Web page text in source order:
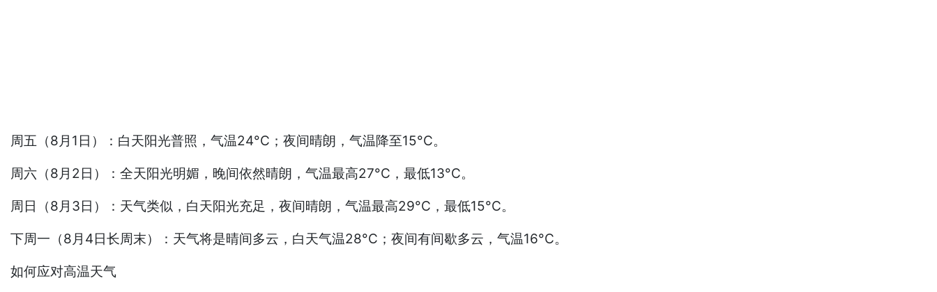
周五（8月1日）：白天阳光普照，气温24°C；夜间晴朗，气温降至15°C。
周六（8月2日）：全天阳光明媚，晚间依然晴朗，气温最高27°C，最低13°C。
周日（8月3日）：天气类似，白天阳光充足，夜间晴朗，气温最高29°C，最低15°C。
下周一（8月4日长周末）：天气将是晴间多云，白天气温28°C；夜间有间歇多云，气温16°C。
如何应对高温天气